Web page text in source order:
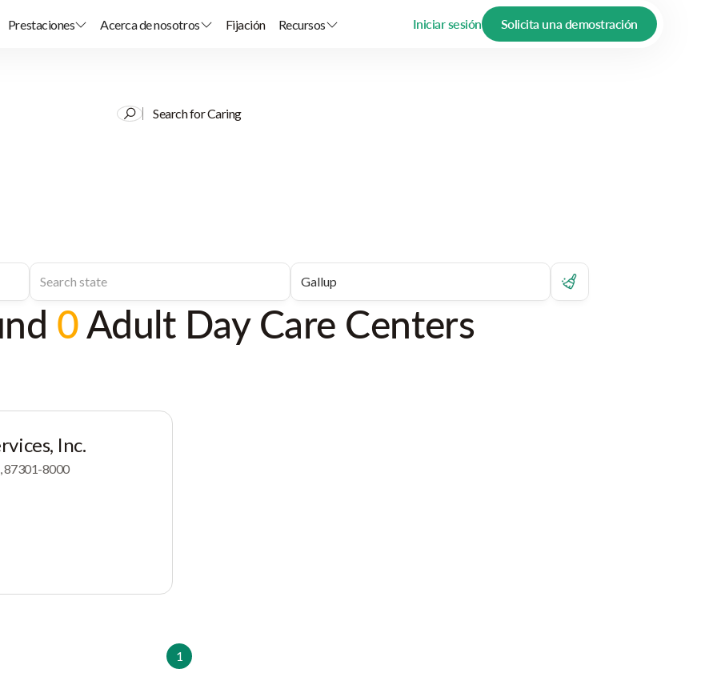
Prestaciones Acerca de nosotros Fijación Recursos Iniciar sesión Solicita una demostración
Search for Caring
0Adult Day Care Centers
Inc.
87301-8000
1